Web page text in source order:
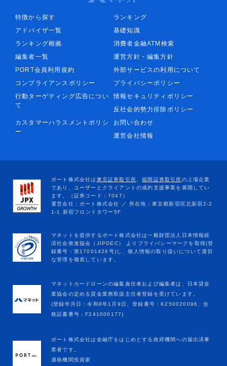
特徴から探す
ランキング
アドバイザ一覧
基礎知識
ランキング根拠
消費者金融ATM検索
編集者一覧
運営方針・編集方針
PORT会員利用規約
外部サービスの利用について
コンプライアンスポリシー
プライバシーポリシー
行動ターゲティング広告につい
て
情報セキュリティポリシー
反社会的勢力排除ポリシー
カスタマーハラスメントポリシ
ー
お問い合わせ
運営会社情報
マネットカードローンの編集責任者および編集者は、日本貸金
業協会の定める貸金業務取扱主任者登録を受けています。
(登録年月日：令和8年1月9日、登録番号：K250020096、合
格証書番号：F241000177)
ポート株式会社は金融庁をはじめとする政府機関への届出済事
業者です。
適格機関投資家